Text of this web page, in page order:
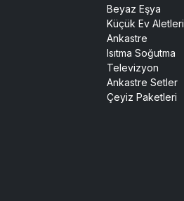
Beyaz Eşya
Küçük Ev Aletleri
Ankastre
Isıtma Soğutma
Televizyon
Ankastre Setler
Çeyiz Paketleri